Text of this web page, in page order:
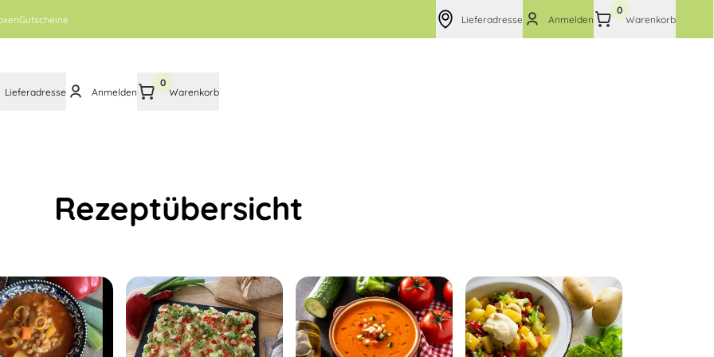
Gutscheine Lieferadresse Anmelden
0
Warenkorb
Lieferadresse Anmelden
0
Warenkorb
Rezeptübersicht